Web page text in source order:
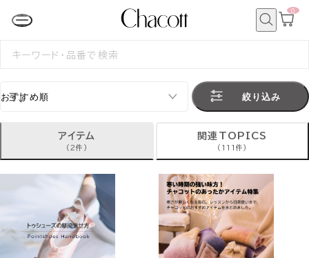
カ
0
検
絞り込み
アイテム
(2件)
関連TOPICS
(111件)